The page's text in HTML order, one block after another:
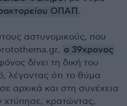
ΟΠΑΠ.
αστυνομικούς, που
ο 39χρονος
δίνει τη δική του
λέγοντας ότι το θύμα
αρχικά και στη συνέχεια
χτύπησε, κρατώντας,